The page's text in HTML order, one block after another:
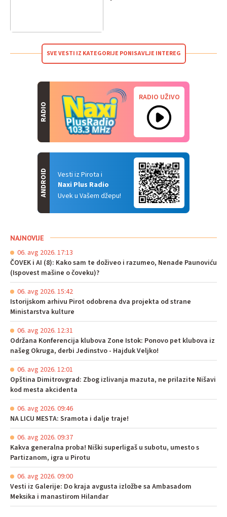
SVE VESTI IZ KATEGORIJE PONISAVLJE INTEREG
RADIO
RADIO UŽIVO
Vesti iz Pirota i
Naxi Plus Radio
Uvek u Vašem džepu!
ANDROID
NAJNOVIJE
06. avg 2026. 17:13
ČOVEK i AI (8): Kako sam te doživeo i razumeo, Nenade Paunoviću
(Ispovest mašine o čoveku)?
06. avg 2026. 15:42
Istorijskom arhivu Pirot odobrena dva projekta od strane
Ministarstva kulture
06. avg 2026. 12:31
Održana Konferencija klubova Zone Istok: Ponovo pet klubova iz
našeg Okruga, derbi Jedinstvo - Hajduk Veljko!
06. avg 2026. 12:01
Opština Dimitrovgrad: Zbog izlivanja mazuta, ne prilazite Nišavi
kod mesta akcidenta
06. avg 2026. 09:46
NA LICU MESTA: Sramota i dalje traje!
06. avg 2026. 09:37
Kakva generalna proba! Niški superligaš u subotu, umesto s
Partizanom, igra u Pirotu
06. avg 2026. 09:00
Vesti iz Galerije: Do kraja avgusta izložbe sa Ambasadom
Meksika i manastirom Hilandar